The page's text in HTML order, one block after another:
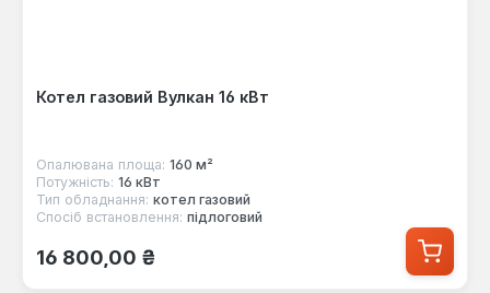
Котел газовий Вулкан 16 кВт
Опалювана площа: 160 м²
Потужність: 16 кВт
Тип обладнання: котел газовий
Спосіб встановлення: підлоговий
Звичайна ціна:
16 800,00 ₴